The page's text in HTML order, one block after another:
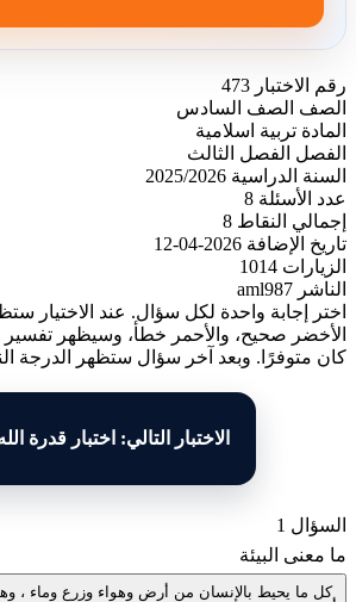
رقم الاختبار 473
الصف
الصف السادس
المادة تربية اسلامية
الفصل
الفصل الثالث
السنة الدراسية 2025/2026
عدد الأسئلة 8
إجمالي النقاط 8
تاريخ الإضافة 2026-04-12
الزيارات 1014
الناشر aml987
اختر إجابة واحدة لكل سؤال. عند الاختيار
الأخضر صحيح، والأحمر خطأ، وسيظهر تفسير
كان متوفرًا. وبعد آخر سؤال ستظهر الدرجة
الاختبار التالي: اختبار قدرة
السؤال 1
ما معنى البيئة
كل ما يحيط بالإنسان من أرض وهواء وزرع وماء ،